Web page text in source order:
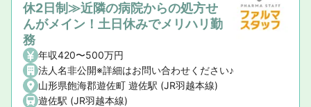
休2日制≫近隣の病院からの処方せ
んがメイン！土日休みでメリハリ勤
務
年収420〜500万円
法人名非公開※詳細はお問い合わせください♪
山形県飽海郡遊佐町 遊佐駅 (JR羽越本線)
遊佐駅 (JR羽越本線)